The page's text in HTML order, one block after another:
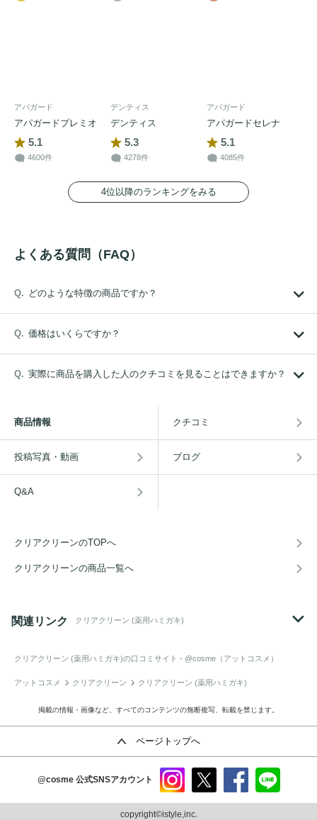
アパガード
アパガードプレミオ
5.1
4600件
デンティス
デンティス
5.3
4278件
アパガード
アパガードセレナ
5.1
4085件
4位以降のランキングをみる
よくある質問（FAQ）
どのような特徴の商品ですか？
価格はいくらですか？
実際に商品を購入した人のクチコミを見ることはできますか？
商品情報 クチコミ
投稿写真・動画 ブログ
Q&A
クリアクリーンのTOPへ
クリアクリーンの商品一覧へ
関連リンク クリアクリーン (薬用ハミガキ)
クリアクリーン (薬用ハミガキ)の口コミサイト - @cosme（アットコスメ）
アットコスメ クリアクリーン クリアクリーン (薬用ハミガキ)
掲載の情報・画像など、すべてのコンテンツの無断複写、転載を禁じます。
ページトップへ
@cosme 公式SNSアカウント
ram
copyright©istyle,inc.